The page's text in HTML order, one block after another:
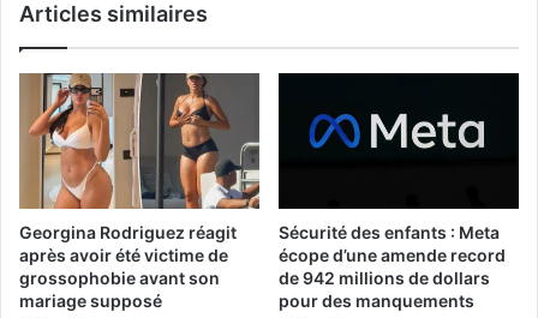
Articles similaires
Georgina Rodriguez réagit
après avoir été victime de
grossophobie avant son
mariage supposé
Sécurité des enfants : Meta
écope d’une amende record
de 942 millions de dollars
pour des manquements